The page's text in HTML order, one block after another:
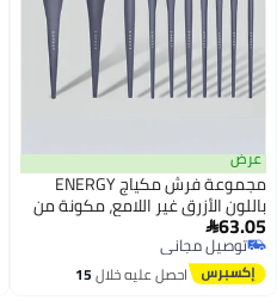
عرض
مجموعة فرش مكياج ENERGY
باللون الأزرق غير اللامع، مكونة من
10 قطع - شعيرات ناعمة للوجه
والعينين
63.05
توصيل مجاني
توصيل مجانياحصل عليه خلال15